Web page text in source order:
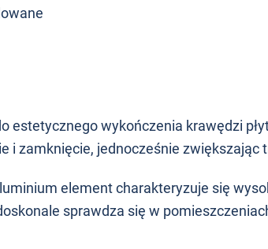
estetycznego wykończenia krawędzi
i zamknięcie, jednocześnie
element charakteryzuje się
sprawdza się w